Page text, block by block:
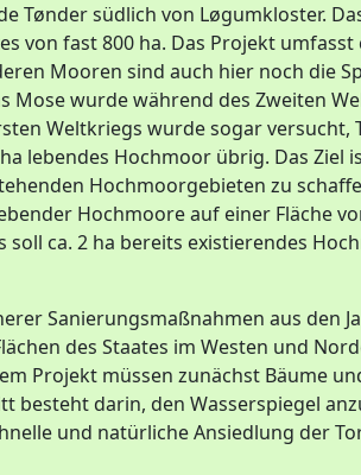
Tønder südlich von Løgumkloster.
von fast 800 ha. Das Projekt umfasst
Mooren sind auch hier noch die
Mose wurde während des Zweiten
Weltkriegs wurde sogar versucht,
lebendes Hochmoor übrig. Das Ziel
Hochmoorgebieten zu
Hochmoore auf einer Fläche
ca. 2 ha bereits existierendes
Sanierungsmaßnahmen aus den
des Staates im Westen und
Projekt müssen zunächst Bäume
besteht darin, den Wasserspiegel
und natürliche Ansiedlung der